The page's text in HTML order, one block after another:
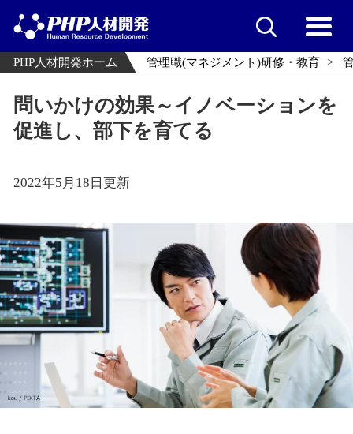
PHP人材開発ホーム 管理職(マネジメント)研修・教育
問いかけの効果～イノベーションを
促進し、部下を育てる
2022年5月18日更新